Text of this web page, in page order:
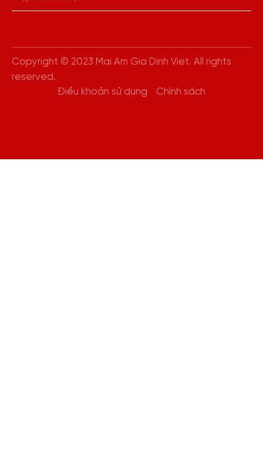
Copyright © 2023 Mai Am Gia Dinh Viet. All rights
reserved.
Điều khoản sử dụng
Chính sách